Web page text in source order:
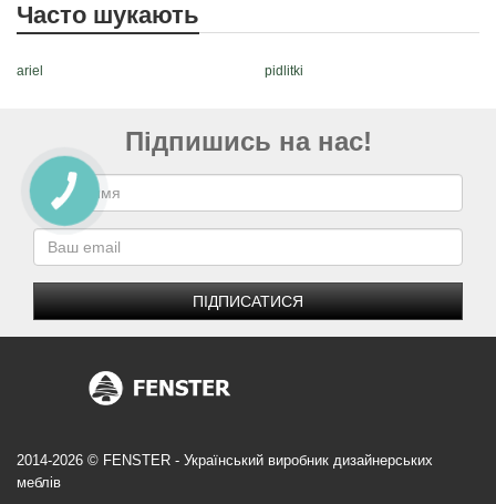
Часто шукають
ariel pidlitki
Підпишись на нас!
ПІДПИСАТИСЯ
2014-2026 © FENSTER - Український виробник дизайнерських
меблів